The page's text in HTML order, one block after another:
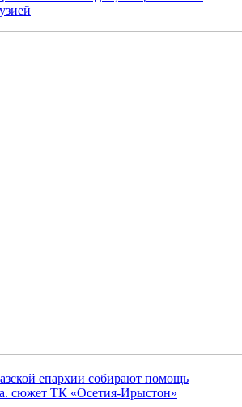
епархии собирают помощь
сюжет ТК «Осетия-Ирыстон»